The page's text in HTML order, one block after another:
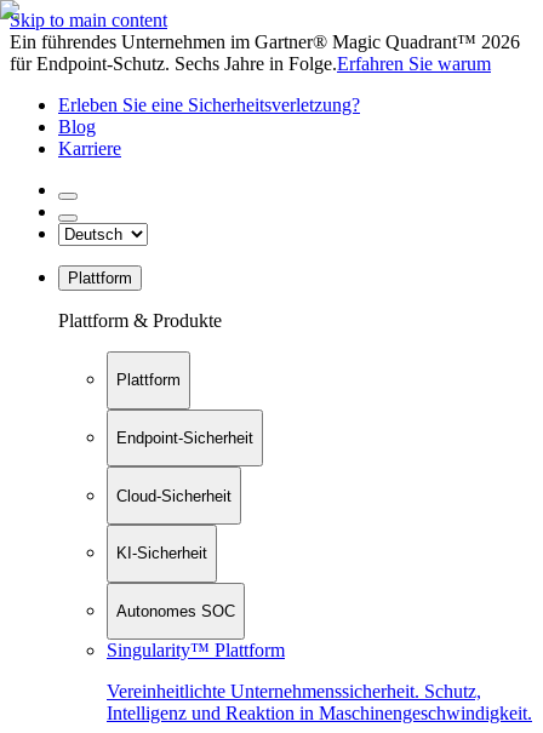
Skip to main content
Ein führendes Unternehmen im Gartner® Magic Quadrant™ 2026
für Endpoint-Schutz. Sechs Jahre in Folge.Erfahren Sie warum
Erleben Sie eine Sicherheitsverletzung?
Blog
Karriere
Plattform
Plattform & Produkte
Plattform
Endpoint-Sicherheit
Cloud-Sicherheit
KI-Sicherheit
Autonomes SOC
Singularity™ Plattform
Vereinheitlichte Unternehmenssicherheit. Schutz,
Intelligenz und Reaktion in Maschinen­geschwindigkeit.